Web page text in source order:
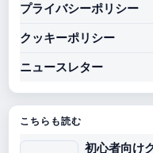
プライバシーポリシー
クッキーポリシー
ニュースレター
こちらも読む
初心者向け